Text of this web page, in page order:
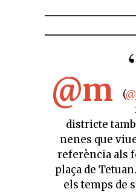
@m
(
districte
nenes que
referència als
plaça de
els temps de